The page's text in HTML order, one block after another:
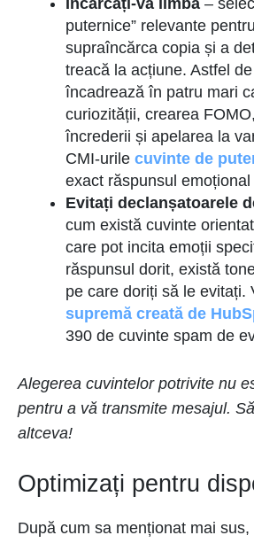
puternice” relevante
supraîncărca copia și a
treacă la acțiune. Astfel
încadrează în patru mari
curiozității, crearea
încrederii și apelarea la
CMI-urile cuvinte de
exact răspunsul
Evitați declanșatoarele
cum există cuvinte
care pot incita emoții
răspunsul dorit, există
pe care doriți să le evitați.
supremă creată de
390 de cuvinte spam de
Alegerea cuvintelor potrivite nu
pentru a vă transmite mesajul.
altceva!
Optimizați pentru
După cum sa menționat mai sus,